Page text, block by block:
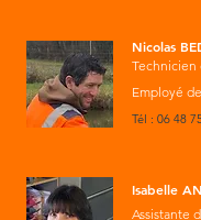
Nicolas
Technicien
Employé
Tél : 06 48
Isabelle
Assistante